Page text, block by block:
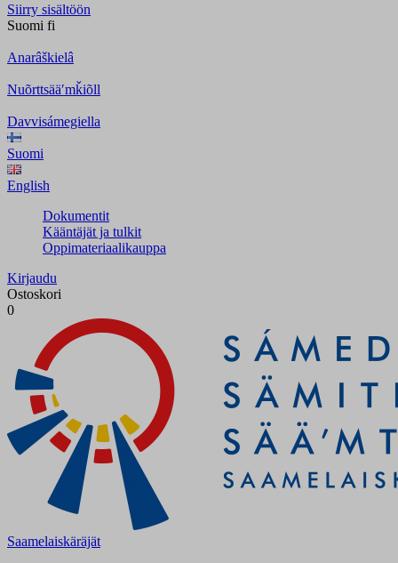
Siirry sisältöön
Suomi fi
Anarâškielâ
Nuõrttsääʹmǩiõll
Davvisámegiella
Suomi
English
Dokumentit
Kääntäjät ja tulkit
Oppimateriaalikauppa
Kirjaudu
Ostoskori
0
Saamelaiskäräjät